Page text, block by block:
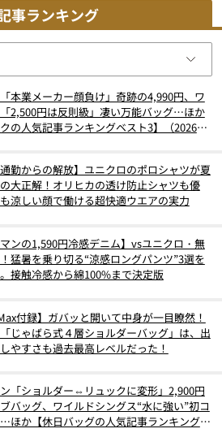
事ランキング
本業メーカー顔負け」奇跡の4,990円、ワ
2,500円は反則級」凄い万能バッグ…ほか
クの人気記事ランキングベスト3】（2026年
通勤からの解放】ユニクロのポロシャツが夏
大正解！オリヒカの透け防止シャツも優
涼しい顔で働ける超快適ウエアの実力
マンの1,590円冷感デニム】vsユニクロ・無
猛暑を乗り切る“涼感ロングパンツ”3選を
接触冷感から綿100%まで決定版
付録】ガバッと開いて中身が一目瞭然！
じゃばら式４層ショルダーバッグ」は、出
やすさも過去最高レベルだった！
「ショルダー⇔リュックに変形」2,900円
バッグ、ワイルドシングス“水に強い”初コ
ほか【休日バッグの人気記事ランキングベ